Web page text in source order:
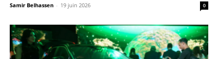
Samir Belhassen - 19 juin 2026 0